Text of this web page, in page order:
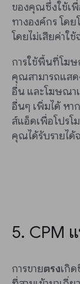
ของคุณซึ่งใช้เ
ทางองค์กร โด
โดยไม่เสียค่าใช้
การใช้พื้นที่โฆ
คุณสามารถแสด
อื่น และโฆษณา
อื่นๆ เพิ่มได้ หา
ส์แอ็ดเพื่อโปรโ
คุณได้รับรายไ
5. CPM
การขายตรงเกิ